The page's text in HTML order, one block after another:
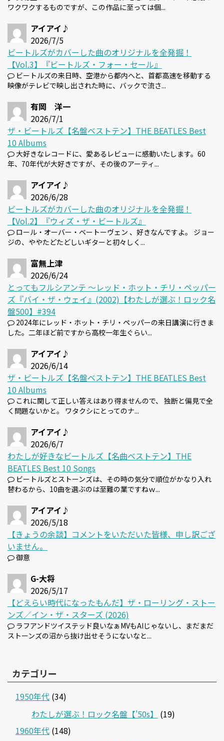
ワクワクするものですが、この作品に至っては個...
アイアイ♪
2026/7/5
ビートルズがカバーした曲のオリジナルを全発掘！
【Vol.3】『ビートルズ・フォー・セール』
ビートルズの来日時、空港から都内へと、首都高速を移動する
映像がテレビで映し出された時に、バックで流さ...
有岡 洋一
2026/7/1
ザ・ビートルズ【名盤ベストテン】THE BEATLES Best
10 Albums
大好きなレコードに、愛あるレビューに感動いたします。60
年、70年代が大好きですが、その後のアーティ...
アイアイ♪
2026/6/28
ビートルズがカバーした曲のオリジナルを全発掘！
【Vol.2】『ウィズ・ザ・ビートルズ』
ロール・オーバー・ベートーヴェン 、好きなんですよ。 ジョー
ジの、ややたどたどしいギターと初々しく...
富無上津
2026/6/24
とってもフルシアンテ 〜レッド・ホット・チリ・ペッパー
ズ『バイ・ザ・ウェイ』(2002)【わたしが選ぶ！ロック名
盤500】#394
2024年にレッド・ホット・チリ・ペッパーの来日講演に行きま
した。二年ほど前ですから高校一年生ぐらい...
アイアイ♪
2026/6/14
ザ・ビートルズ【名盤ベストテン】THE BEATLES Best
10 Albums
これに関して正しい答えはあり得ませんので、 独断と偏見で全
く問題ないかと。 ワタクシにとってのナ...
アイアイ♪
2026/6/7
わたしが好きなビートルズ【名曲ベストテン】THE
BEATLES Best 10 Songs
ビートルズとストーンズは、その時の気分で順位がかなり入れ
替わるから、10曲を選ぶのは至難の業ですねｗ...
アイアイ♪
2026/5/18
【きょうの余談】コメントをいただいた皆様、申し訳ござ
いません。
御意
G-大将
2026/5/17
【どえらい時代になったもんだ】ザ・ローリング・ストー
ンズ／イン・ザ・スターズ (2026)
ラフアンドツイステッド良いなぁMVもAIじゃないし、まだまだ
ストーンズの沼から抜け出せそうにないなと...
カテゴリー
1950年代 (34)
わたしが選ぶ！ロック名盤【'50s】
(19)
1960年代 (148)